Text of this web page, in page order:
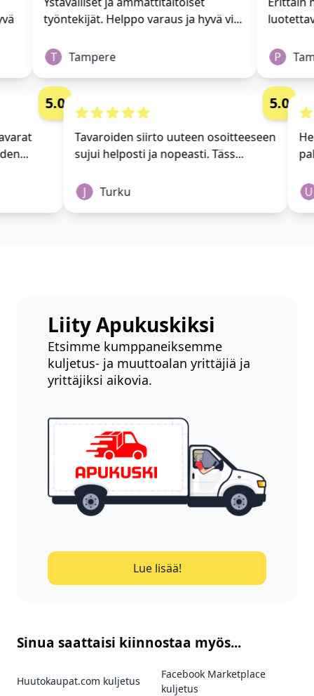
työntekijät. Helppo varaus ja hyvä vi...
T Tampere P
5.0
Tavaroiden siirto uuteen osoitteeseen
sujui helposti ja nopeasti. Täss...
Turku
5.0
Liity Apukuskiksi
Etsimme kumppaneiksemme
kuljetus- ja muuttoalan yrittäjiä ja
yrittäjiksi aikovia.
Lue lisää!
Sinua saattaisi kiinnostaa myös...
Huutokaupat.com kuljetus
Facebook Marketplace
kuljetus